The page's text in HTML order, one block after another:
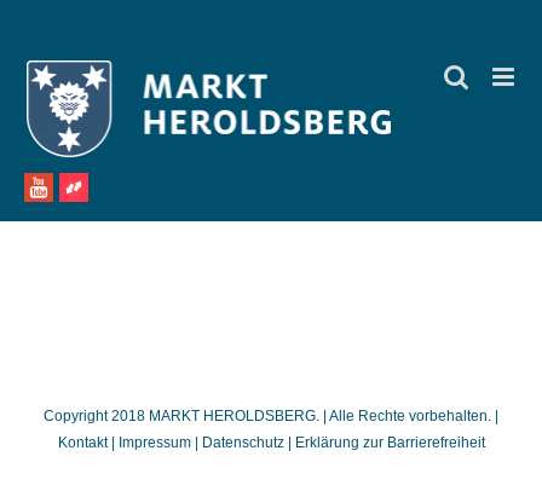
springen
Copyright 2018 MARKT HEROLDSBERG. | Alle Rechte vorbehalten. |
Kontakt
Impressum| Datenschutz| Erklärung zur Barrierefreiheit